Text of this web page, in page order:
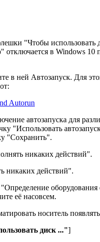
"Чтобы использовать
отключается в Windows 10
в ней Автозапуск. Для
автозапуска для
"Использовать
"Сохранить".
никаких действий".
никаких действий".
оборудования
её насовсем.
носитель
диск ..."]